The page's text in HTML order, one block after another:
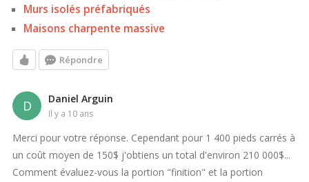
Murs isolés préfabriqués
Maisons charpente massive
Répondre
D Daniel Arguin
il y a 10 ans
Merci pour votre réponse. Cependant pour 1 400 pieds carrés à
un coût moyen de 150$ j'obtiens un total d'environ 210 000$...
Comment évaluez-vous la portion "finition" et la portion